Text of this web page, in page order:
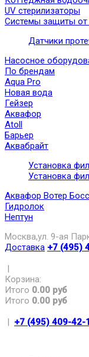
UV стерилизаторы
Системы защиты от
Датчики
Насосное
По брендам
Aqua Pro
Новая вода
Гейзер
Аквафор
Atoll
Барьер
Аквабрайт
Установка
Установка
Аквафор Вотер Босс
Гидролок
Нептун
Москва,ул. 9-ая
Доставка +7 (495)
|
Корзина:
Итого 0.00 руб
Итого 0.00 руб
| +7 (495) 409-42-